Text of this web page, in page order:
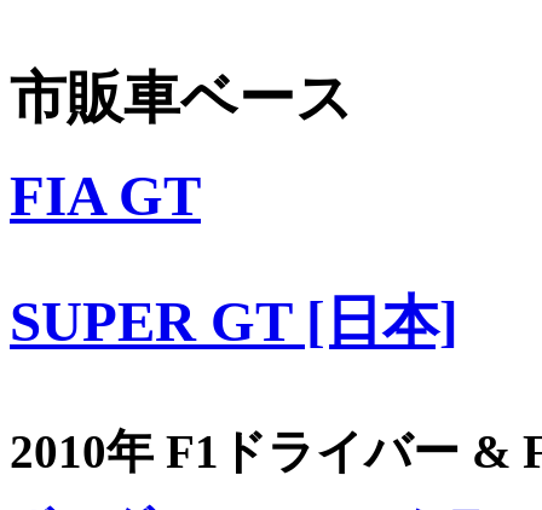
市販車ベース
FIA GT
SUPER GT [日本]
2010年 F1ドライバー &